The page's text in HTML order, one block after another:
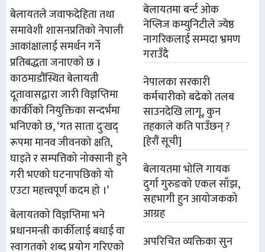
बेलायतले जवाफदेहिता तथा
समावेशी शासनप्रतिको नेपाली
आकांक्षालाई समर्थन गर्ने
प्रतिबद्धता जनाएको छ ।
काठमाडौंस्थित बेलायती
दूतावासद्वारा जारी विज्ञप्तिमा
कार्कीको नियुक्तिका सन्दर्भमा
भनिएको छ, ‘गत साता दुःखद्
रूपमा मानव जीवनको क्षति,
घाइते र सम्पत्तिको नोक्सानी हुने
गरी भएको घटनापछिको यो
एउटा महत्त्वपूर्ण कदम हो ।’
बेलायतको विज्ञप्तिमा भने
प्रधानमन्त्री कार्कीलाई बधाई वा
स्वागतको शब्द प्रयोग गरिएको
बेलायतमा बर्न्ट ओक
नेप्लिज कम्युनिटीले ज्येष्ठ
नागरिकलाई सम्पदा भ्रमण
गराउँदै
नेपालका सरकारी
कर्मचारीको बढेको तलब
साउनदेखि लागू, कुन
तहकाले कति पाउँछन् ?
[हेरौं सूची]
बेलायतमा भोलि गायक
दुर्गा गुरुङको एकल साँझ,
सहभागी हुन आयोजकको
आग्रह
अपरिचित व्यक्तिका सुन